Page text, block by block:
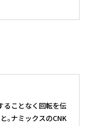
ることなく回転を伝
｡ナミックスのCNK